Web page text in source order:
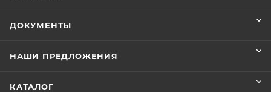
ДОКУМЕНТЫ
НАШИ ПРЕДЛОЖЕНИЯ
КАТАЛОГ